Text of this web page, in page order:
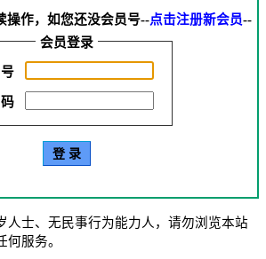
操作，如您还没会员号--点击注册新会员--
会员登录
人士、无民事行为能力人，请勿浏览本站
服务。